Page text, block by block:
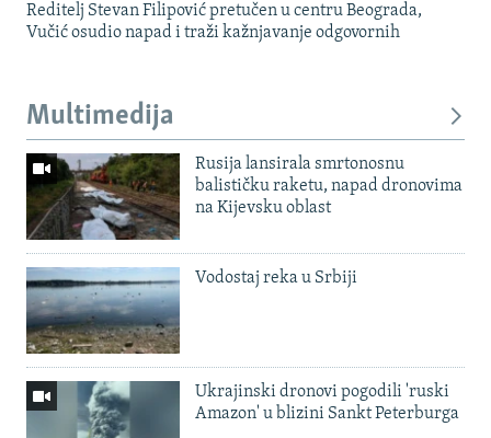
Reditelj Stevan Filipović pretučen u centru Beograda,
Vučić osudio napad i traži kažnjavanje odgovornih
Multimedija
Rusija lansirala smrtonosnu
balističku raketu, napad dronovima
na Kijevsku oblast
Vodostaj reka u Srbiji
Ukrajinski dronovi pogodili 'ruski
Amazon' u blizini Sankt Peterburga